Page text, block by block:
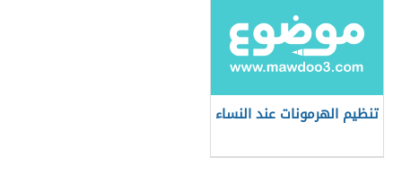
تنظيم الهرمونات عند النساء